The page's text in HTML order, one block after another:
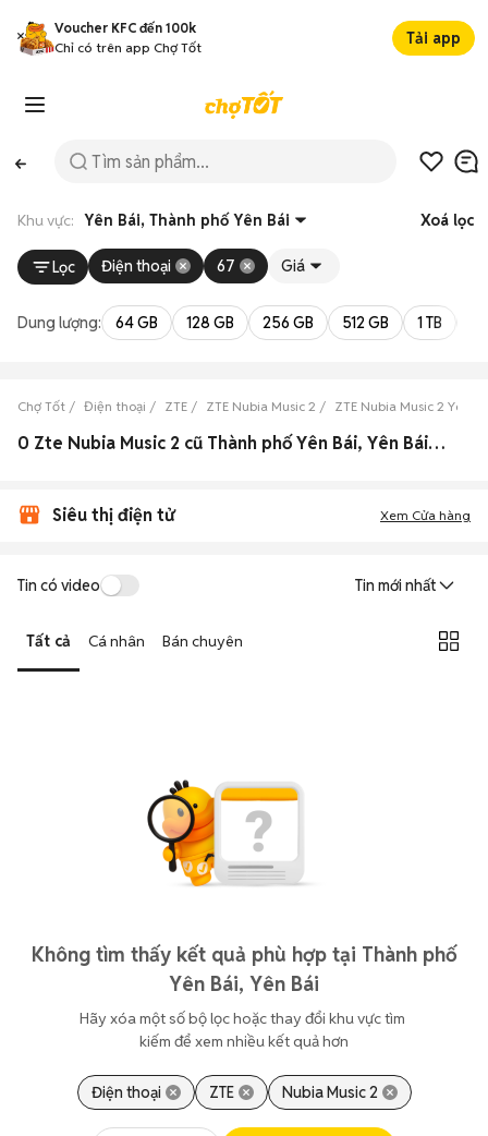
Voucher KFC đến 100k
Chỉ có trên app Chợ Tốt
Tải app
Khu vực: Yên Bái, Thành phố Yên Bái Xoá lọc
Lọc Điện thoại 67 Giá
Dung lượng: 64 GB 128 GB 256 GB 512 GB 1 TB
Chợ Tốt Điện thoại ZTE ZTE Nubia Music 2 ZTE Nubia Music 2 Yên
0 Zte Nubia Music 2 cũ Thành phố Yên Bái, Yên Bái đẹp
Siêu thị điện tử Xem Cửa hàng
Tin có video Tin mới nhất
Tất cả Cá nhân Bán chuyên
Không tìm thấy kết quả phù hợp tại Thành phố
Yên Bái, Yên Bái
Hãy xóa một số bộ lọc hoặc thay đổi khu vực tìm
kiếm để xem nhiều kết quả hơn
Điện thoại ZTE Nubia Music 2